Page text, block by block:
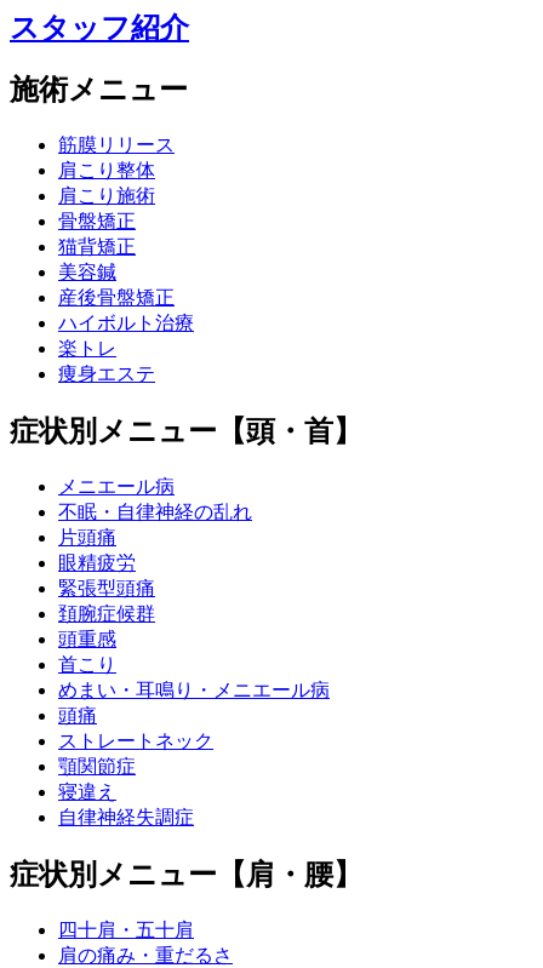
スタッフ紹介
施術メニュー
筋膜リリース
肩こり整体
肩こり施術
骨盤矯正
猫背矯正
美容鍼
産後骨盤矯正
ハイボルト治療
楽トレ
痩身エステ
症状別メニュー【頭・首】
メニエール病
不眠・自律神経の乱れ
片頭痛
眼精疲労
緊張型頭痛
頚腕症候群
頭重感
首こり
めまい・耳鳴り・メニエール病
頭痛
ストレートネック
顎関節症
寝違え
自律神経失調症
症状別メニュー【肩・腰】
四十肩・五十肩
肩の痛み・重だるさ